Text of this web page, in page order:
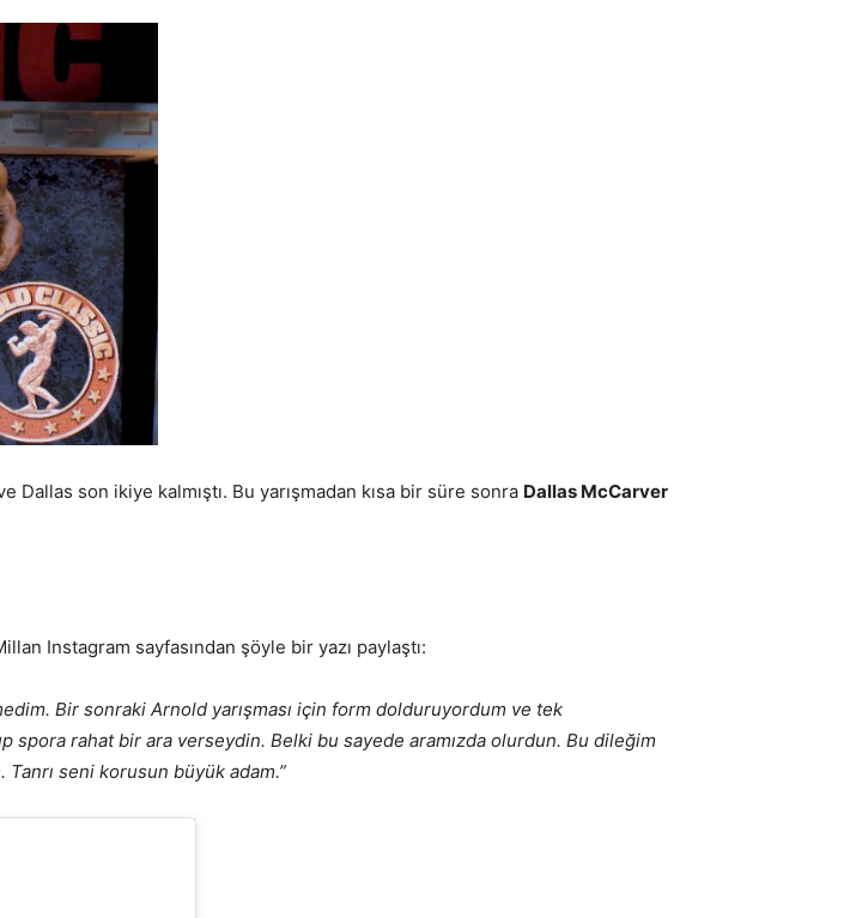
Dallas son ikiye kalmıştı. Bu yarışmadan kısa bir süre sonra Dallas McCarver
Instagram sayfasından şöyle bir yazı paylaştı:
Bir sonraki Arnold yarışması için form dolduruyordum ve tek
rahat bir ara verseydin. Belki bu sayede aramızda olurdun. Bu dileğim
Tanrı seni korusun büyük adam.”